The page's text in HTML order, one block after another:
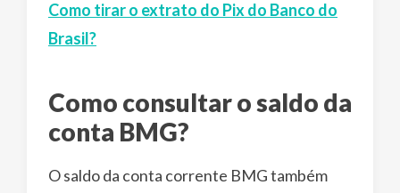
Como tirar o extrato do Pix do Banco do
Brasil?
Como consultar o saldo da
conta BMG?
O saldo da conta corrente BMG também